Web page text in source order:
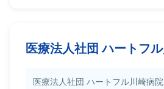
医療法人社団 ハートフ
医療法人社団 ハートフル川崎病